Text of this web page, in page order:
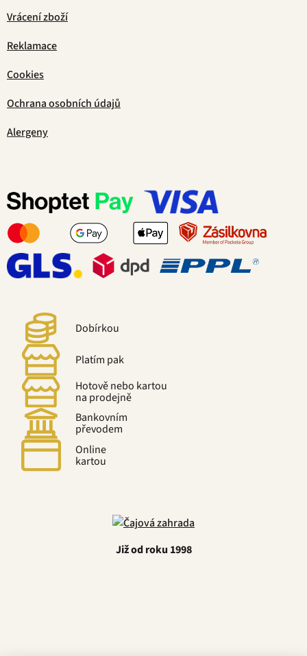
Vrácení zboží
Reklamace
Cookies
Ochrana osobních údajů
Alergeny
Dobírkou
Platím pak
Hotově nebo kartou
na prodejně
Bankovním
převodem
Online
kartou
Již od roku 1998